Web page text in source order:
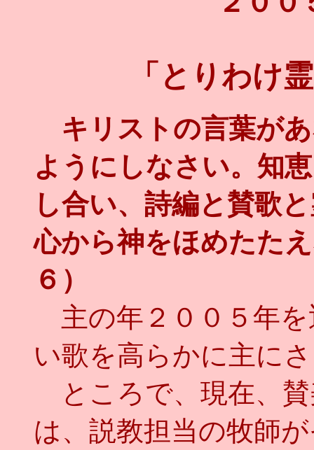
「とりわけ
キリストの言葉が
ようにしなさい。知
し合い、詩編と賛歌
心から神をほめたた
６）
主の年２００５年
い歌を高らかに主に
ところで、現在、賛
は、説教担当の牧師